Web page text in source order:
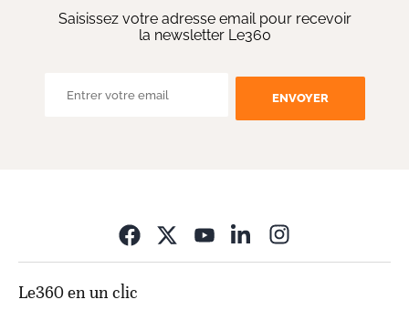
Saisissez votre adresse email pour recevoir
la newsletter Le360
ENVOYER
Le360 en un clic